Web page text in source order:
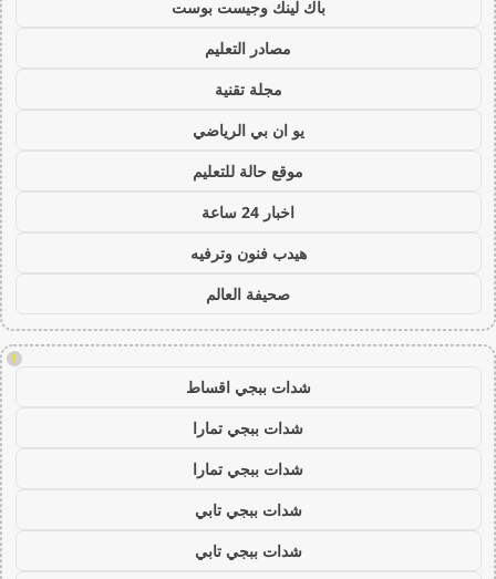
باك لينك وجيست بوست
مصادر التعليم
مجلة تقنية
يو ان بي الرياضي
موقع حالة للتعليم
اخبار 24 ساعة
هيدب فنون وترفيه
صحيفة العالم
!
شدات ببجي اقساط
شدات ببجي تمارا
شدات ببجي تمارا
شدات ببجي تابي
شدات ببجي تابي